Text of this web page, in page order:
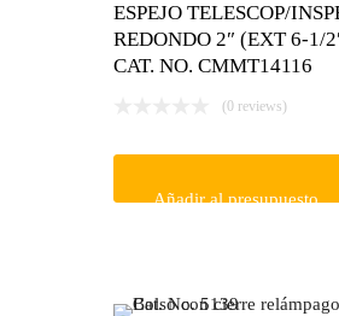
ESPEJO TELESCOP/
REDONDO 2″ (EXT 6-1/
CAT. NO. CMMT14116
(0 reviews)
Añadir al presupuesto